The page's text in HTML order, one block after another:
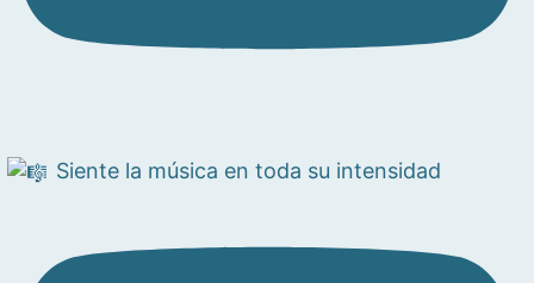
Siente la música en toda su intensidad